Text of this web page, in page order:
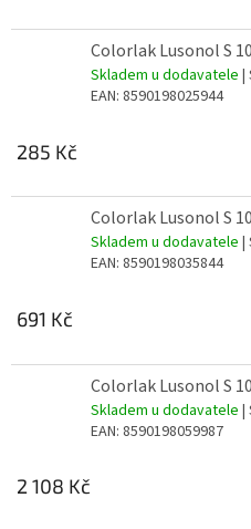
Colorlak Lusonol S
Skladem u dodavatele |
EAN: 8590198025944
285 Kč
Colorlak Lusonol S
Skladem u dodavatele |
EAN: 8590198035844
691 Kč
Colorlak Lusonol S
Skladem u dodavatele |
EAN: 8590198059987
2 108 Kč